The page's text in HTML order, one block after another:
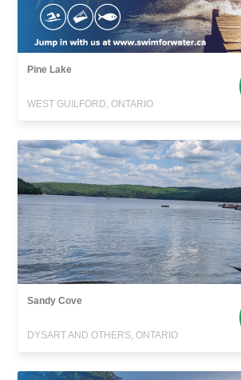
Pine Lake
WEST GUILFORD, ONTARIO
Sandy Cove
DYSART AND OTHERS, ONTARIO